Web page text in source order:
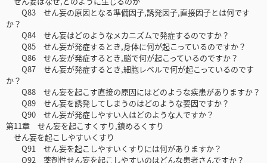
Q83 せん妄の原因となる準備因子,誘発因子,直接因子とは何です
か？
Q84 せん妄はどのようなメカニズムで発症するのですか？
Q85 せん妄が発症するとき,身体に何が起こっているのですか？
Q86 せん妄が発症するとき,脳で何が起こっているのですか？
Q87 せん妄が発症するとき,細胞レベルで何が起こっているのです
か？
Q88 せん妄を起こす直接の原因にはどのような疾患がありますか？
Q89 せん妄を誘発してしまうのはどのような要因ですか？
Q90 せん妄が発症しやすい人はどのような人ですか？
第11章 せん妄を起こすくすり,鎮めるくすり
せん妄を起こしやすいくすり
Q91 せん妄を起こしやすいくすりには何がありますか？
Q92 薬剤性せん妄を起こしやすいのはどんな患者さんですか？